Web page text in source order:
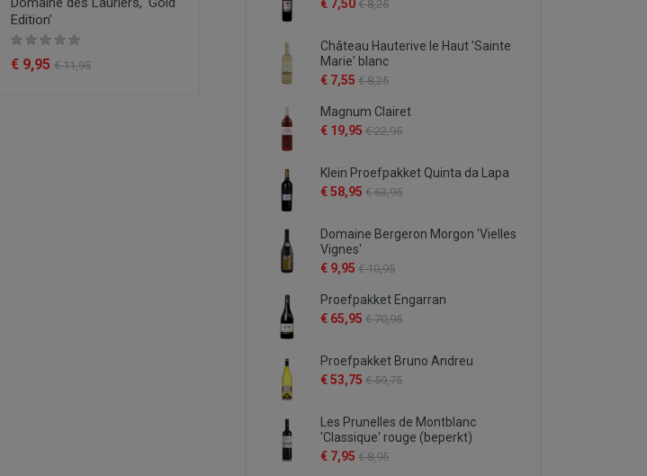
Edition'
€ 9,95 € 11,95
€ 7,50 € 8,25
Château Hauterive le Haut 'Sainte
Marie' blanc
€ 7,55 € 8,25
Magnum Clairet
€ 19,95 € 22,95
Klein Proefpakket Quinta da Lapa
€ 58,95 € 63,95
Domaine Bergeron Morgon 'Vielles
Vignes'
€ 9,95 € 10,95
Proefpakket Engarran
€ 65,95 € 70,95
Proefpakket Bruno Andreu
€ 53,75 € 59,75
Les Prunelles de Montblanc
'Classique' rouge (beperkt)
€ 7,95 € 8,95